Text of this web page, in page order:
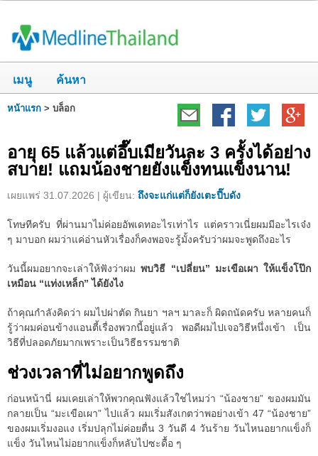
เมนู ค้นหา
หน้าแรก > บล็อก
อายุ 65 แล้วแต่อึ๊บเมียวันละ 3 ครั้งได้อย่าง
สบาย! แถมน้องชายยังแข็งทนแข็งนาน!
เผยแพร่ 31.07.2026 | ผู้เขียน: ถึงจะแก่แต่ก็ยังเตะปี๊บดัง
โทษทีครับ ที่ผ่านมาไม่ค่อยอัพเดทอะไรเท่าไร แต่คราวเนี่ยผมมีอะไรเจ๋ง
ๆ มาบอก ผมว่าแค่อ่านหัวเรื่องก็คงพอจะรู้มั้งครับว่าผมจะพูดถึงอะไร
วันนี้ผมอยากจะเล่าให้ฟังว่าผมพบวิธี “เปลี่ยน” มะเขือเผา ให้แข็งโป๊ก
เหมือน “แท่งเหล็ก” ได้ยังไง
ถ้าคุณกำลังคิดว่า ผมไปผ่าตัด กินยา ฯลฯ มาละก็ ผิดถนัดครับ หลายคนก็
รู้ว่าผมค่อนข้างแอนตี้เรื่องพวกนี้อยู่แล้ว พอดีผมไปเจอวิธีหนึ่งเข้า เป็น
วิธีที่ปลอดภัยมากเพราะเป็นวิธีธรรมชาติ
ช่วงเวลาที่ไม่อยากพูดถึง
ก่อนหน้านี่ ผมเคยเล่าให้พวกคุณฟังแล้วใช่ไหมว่า “น้องชาย” ของผมมัน
กลายเป็น “มะเขือเผา” ไปแล้ว ผมเริ่มสังเกตว่าพอย่างเข้า 47 “น้องชาย”
ของผมเริ่มงอแง เริ่มปลุกไม่ค่อยตื่น 3 วันดี 4 วันร้าย วันไหนอยากแข็งก็
แข็ง วันไหนไม่อยากแข็งก็หลับไปซะดื้อ ๆ